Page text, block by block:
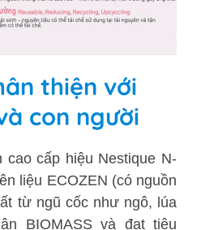
thiện với
con người
cấp hiệu Nestique N-
liệu ECOZEN (có nguồn
từ ngũ cốc như ngô, lúa
BIOMASS và đạt tiêu